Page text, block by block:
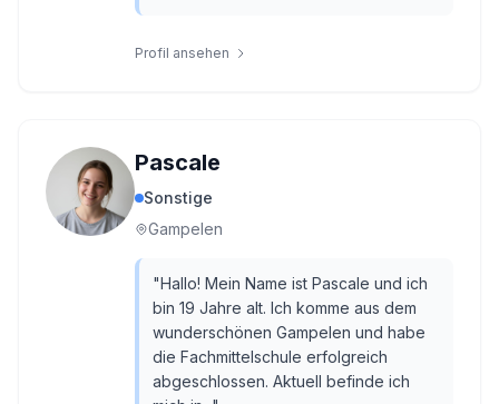
Profil ansehen
Pascale
Sonstige
Gampelen
"Hallo! Mein Name ist Pascale und ich
bin 19 Jahre alt. Ich komme aus dem
wunderschönen Gampelen und habe
die Fachmittelschule erfolgreich
abgeschlossen. Aktuell befinde ich